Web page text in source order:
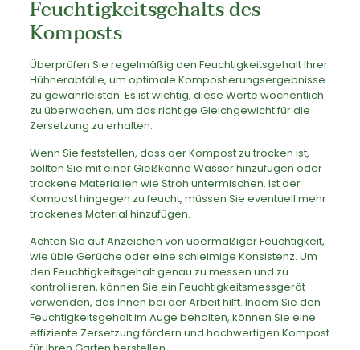
Feuchtigkeitsgehalts des
Komposts
Überprüfen Sie regelmäßig den Feuchtigkeitsgehalt Ihrer
Hühnerabfälle, um optimale Kompostierungsergebnisse
zu gewährleisten. Es ist wichtig, diese Werte wöchentlich
zu überwachen, um das richtige Gleichgewicht für die
Zersetzung zu erhalten.
Wenn Sie feststellen, dass der Kompost zu trocken ist,
sollten Sie mit einer Gießkanne Wasser hinzufügen oder
trockene Materialien wie Stroh untermischen. Ist der
Kompost hingegen zu feucht, müssen Sie eventuell mehr
trockenes Material hinzufügen.
Achten Sie auf Anzeichen von übermäßiger Feuchtigkeit,
wie üble Gerüche oder eine schleimige Konsistenz. Um
den Feuchtigkeitsgehalt genau zu messen und zu
kontrollieren, können Sie ein Feuchtigkeitsmessgerät
verwenden, das Ihnen bei der Arbeit hilft. Indem Sie den
Feuchtigkeitsgehalt im Auge behalten, können Sie eine
effiziente Zersetzung fördern und hochwertigen Kompost